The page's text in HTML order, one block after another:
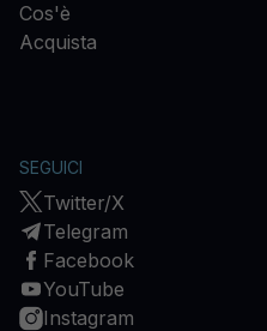
Cos'è
Acquista
SEGUICI
Twitter/X
Telegram
Facebook
YouTube
Instagram